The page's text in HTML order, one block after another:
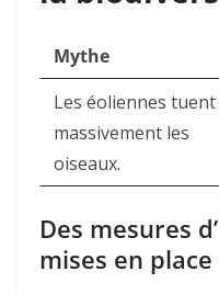
Mythe
Les éoliennes tuent
massivement les
oiseaux.
Des mesures
mises en place